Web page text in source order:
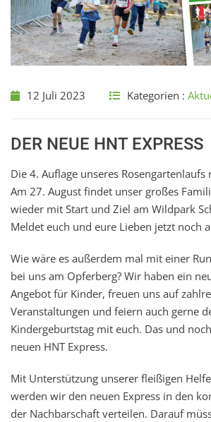
12 Juli 2023 Kategorien :
DER NEUE HNT EXPRESS
Die 4. Auflage unseres
Am 27. August findet unser großes
wieder mit Start und Ziel am Wildpark
Meldet euch und eure Lieben jetzt noch
Wie wäre es außerdem mal mit einer
bei uns am Opferberg? Wir haben ein
Angebot für Kinder, freuen uns auf
Veranstaltungen und feiern auch gerne
Kindergeburtstag mit euch. Das und
neuen HNT Express.
Mit Unterstützung unserer fleißigen
werden wir den neuen Express in den
der Nachbarschaft verteilen. Darauf